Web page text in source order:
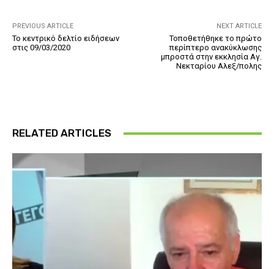
PREVIOUS ARTICLE
Το κεντρικό δελτίο ειδήσεων
στις 09/03/2020
NEXT ARTICLE
Τοποθετήθηκε το πρώτο
περίπτερο ανακύκλωσης
μπροστά στην εκκλησία Αγ.
Νεκταρίου Αλεξ/πολης
RELATED ARTICLES